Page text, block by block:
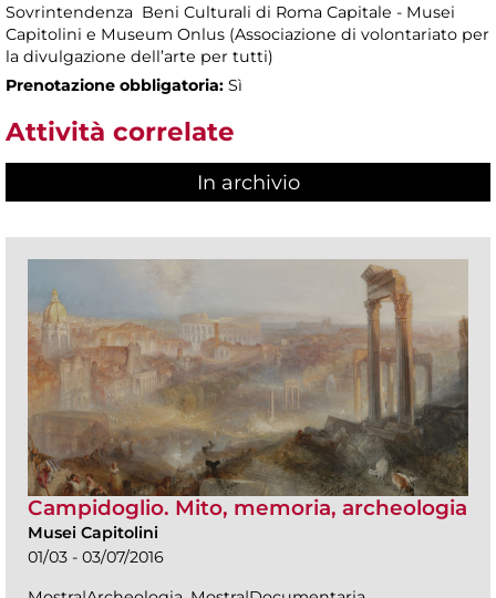
Sovrintendenza Beni Culturali di Roma Capitale - Musei
Capitolini e Museum Onlus (Associazione di volontariato per
la divulgazione dell’arte per tutti)
Prenotazione obbligatoria: Sì
Attività correlate
In archivio
Campidoglio. Mito, memoria, archeologia
Musei Capitolini
01/03 - 03/07/2016